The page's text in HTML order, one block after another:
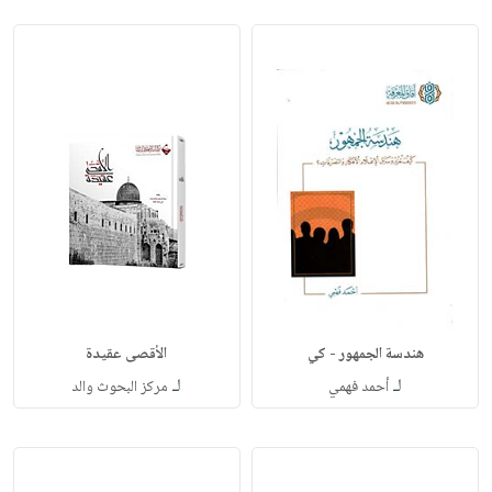
هندسة الجمهور - كي
لـأحمد فهمي
الأقصى عقيدة
لـ مركز البحوث والد